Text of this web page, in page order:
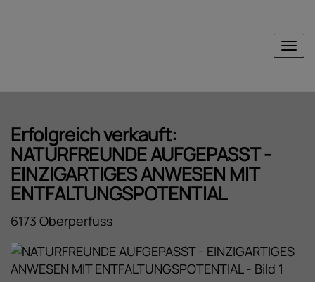
Erfolgreich verkauft:
NATURFREUNDE AUFGEPASST -
EINZIGARTIGES ANWESEN MIT
ENTFALTUNGSPOTENTIAL
6173 Oberperfuss